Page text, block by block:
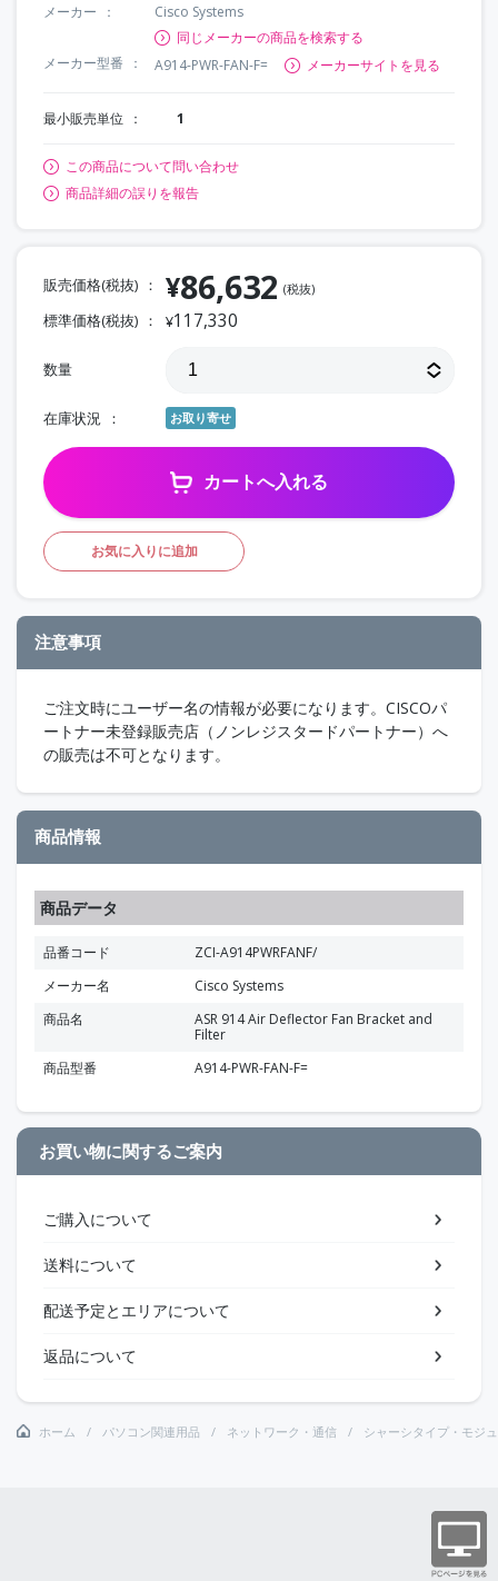
メーカー
Cisco Systems
同じメーカーの商品を検索する
メーカー型番
A914-PWR-FAN-F= メーカーサイトを見る
最小販売単位 1
この商品について問い合わせ
商品詳細の誤りを報告
販売価格(税抜) ¥86,632 (税抜)
標準価格(税抜) ¥117,330
数量
在庫状況 お取り寄せ
カートへ入れる
お気に入りに追加
注意事項
ご注文時にユーザー名の情報が必要になります。CISCOパ
ートナー未登録販売店（ノンレジスタードパートナー）へ
の販売は不可となります。
商品情報
商品データ
品番コード
ZCI-A914PWRFANF/
メーカー名
Cisco Systems
商品名
ASR 914 Air Deflector Fan Bracket and
Filter
商品型番
A914-PWR-FAN-F=
お買い物に関するご案内
ご購入について
送料について
配送予定とエリアについて
返品について
ホーム パソコン関連用品 ネットワーク・通信 シャーシタイプ・モジ